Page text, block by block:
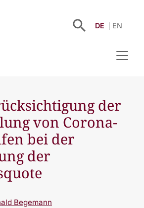
DE EN
der
von Corona-
bei der
der
Begemann